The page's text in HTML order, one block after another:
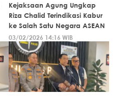
Kejaksaan Agung Ungkap
Riza Chalid Terindikasi Kabur
ke Salah Satu Negara ASEAN
03/02/2026 14:16 WIB